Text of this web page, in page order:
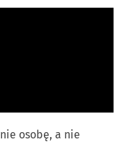
osobę, a nie